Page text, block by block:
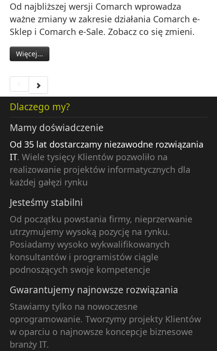
Od najbliższej wersji Comarch wprowadza
ważne zmiany w zakresie działania Comarch e-
Sklep i Comarch e-Sale. Zobacz co się zmieni.
Więcej...
Dlaczego my?
Mamy doświadczenie
Od 35 lat dostarczamy niezawodne rozwiązania
IT. Wiele tysięcy Klientów pozwoliło na
realizowanie projektów informatycznych dla
każdej gałęzi rynku
Jesteśmy stabilni
Od początku powstania firmy, nieprzerwanie
utrzymujemy wysoką pozycję na rynku.
Posiadamy wysoko wykwalifikowanych
konsultantów i programistów ciągle
podnoszących swoje kompetencje
Gwarantujemy najnowsze rozwiązania
Stawiamy tylko na nowoczesne
oprogramowanie. Tworzymy projekty Klientów
w oparciu o najnowsze koncepcje biznesowe
branży IT.